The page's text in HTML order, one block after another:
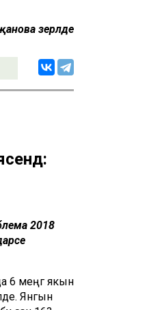
әзерләде
2018
6 меңгә якын
Янгын